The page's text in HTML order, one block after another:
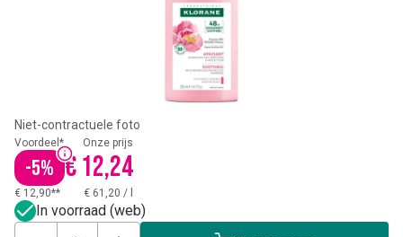
Niet-contractuele foto
Voordeel*
-5%
Onze prijs
€ 12,24
€ 12,90** € 61,20 /
In voorraad (web)